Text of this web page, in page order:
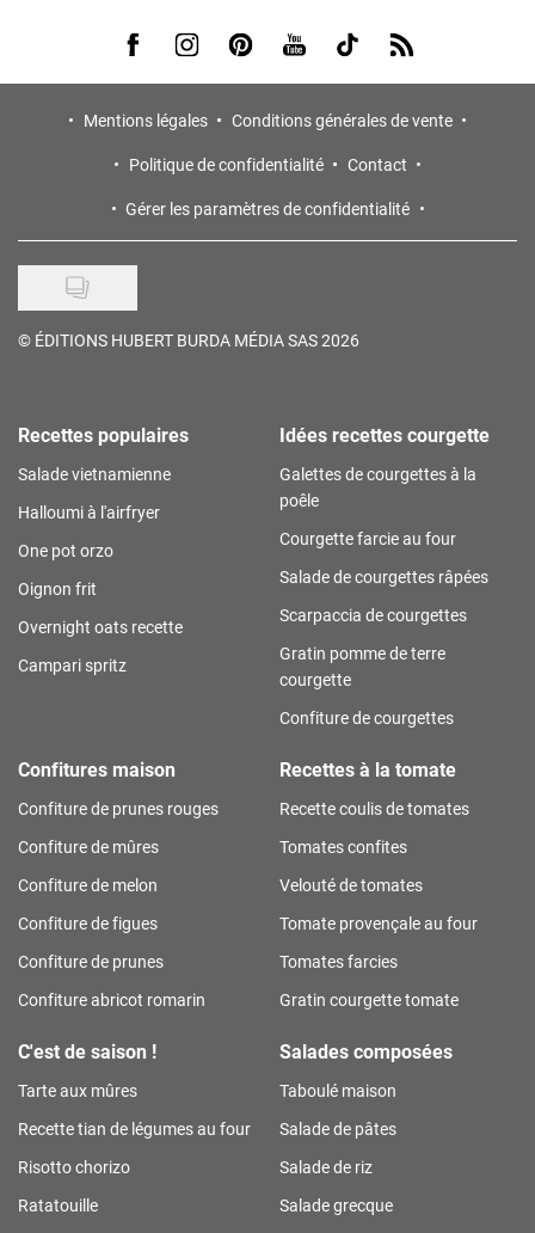
Visit us on Facebook
Visit us on Instagram
Visit us on Pinterest
Visit us on Youtube
Visit us on Tiktok
Visit us on Rss
Mentions légales
Conditions générales de vente
Politique de confidentialité
Contact
Gérer les paramètres de confidentialité
© ÉDITIONS HUBERT BURDA MÉDIA SAS 2026
Recettes populaires
Salade vietnamienne
Halloumi à l'airfryer
One pot orzo
Oignon frit
Overnight oats recette
Campari spritz
Idées recettes courgette
Galettes de courgettes à la
poêle
Courgette farcie au four
Salade de courgettes râpées
Scarpaccia de courgettes
Gratin pomme de terre
courgette
Confiture de courgettes
Confitures maison
Confiture de prunes rouges
Confiture de mûres
Confiture de melon
Confiture de figues
Confiture de prunes
Confiture abricot romarin
Recettes à la tomate
Recette coulis de tomates
Tomates confites
Velouté de tomates
Tomate provençale au four
Tomates farcies
Gratin courgette tomate
C'est de saison !
Tarte aux mûres
Recette tian de légumes au four
Risotto chorizo
Ratatouille
Salades composées
Taboulé maison
Salade de pâtes
Salade de riz
Salade grecque